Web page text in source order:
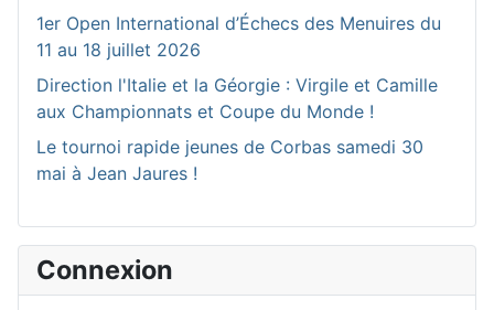
1er Open International d’Échecs des Menuires du
11 au 18 juillet 2026
Direction l'Italie et la Géorgie : Virgile et Camille
aux Championnats et Coupe du Monde !
Le tournoi rapide jeunes de Corbas samedi 30
mai à Jean Jaures !
Connexion